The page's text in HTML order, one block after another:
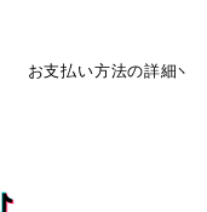
お支払い方法の詳細